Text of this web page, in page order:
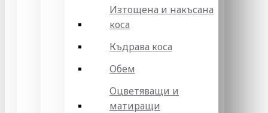
Изтощена и накъсана
коса
Къдрава коса
Обем
Оцветяващи и
матиращи